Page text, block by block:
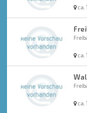
ca.
ca.
ca.